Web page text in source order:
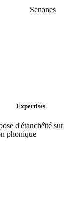
Senones
Expertises
d'étanchéïté sur
phonique